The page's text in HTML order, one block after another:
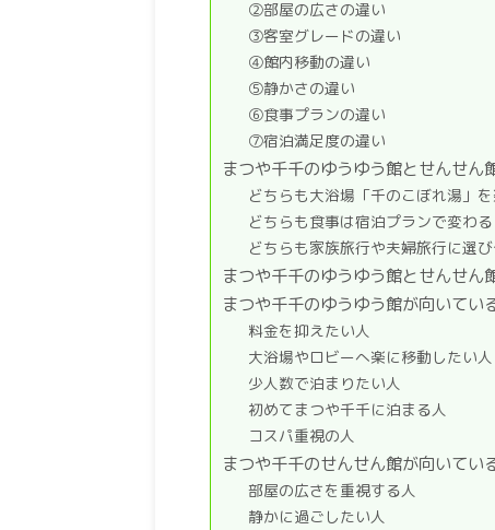
②部屋の広さの違い
③客室グレードの違い
④館内移動の違い
⑤静かさの違い
⑥食事プランの違い
⑦宿泊満足度の違い
まつや千千のゆうゆう館とせんせん
どちらも大浴場「千のこぼれ湯」
どちらも食事は宿泊プランで変わる
どちらも家族旅行や夫婦旅行に選
まつや千千のゆうゆう館とせんせん
まつや千千のゆうゆう館が向いてい
料金を抑えたい人
大浴場やロビーへ楽に移動したい人
少人数で泊まりたい人
初めてまつや千千に泊まる人
コスパ重視の人
まつや千千のせんせん館が向いてい
部屋の広さを重視する人
静かに過ごしたい人